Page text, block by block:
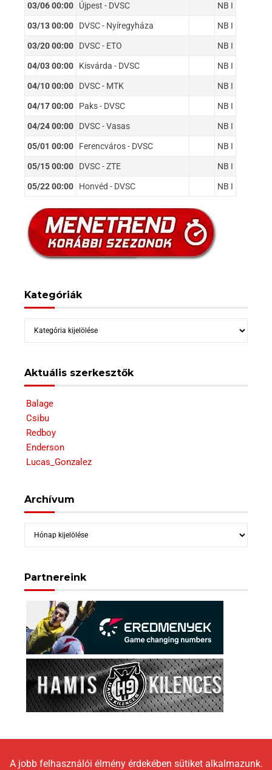
03/06 00:00 Újpest - DVSC NB I
03/13 00:00 DVSC - Nyíregyháza NB I
03/20 00:00 DVSC - ETO NB I
04/03 00:00 Kisvárda - DVSC NB I
04/10 00:00 DVSC - MTK NB I
04/17 00:00 Paks - DVSC NB I
04/24 00:00 DVSC - Vasas NB I
05/01 00:00 Ferencváros - DVSC NB I
05/15 00:00 DVSC - ZTE NB I
05/22 00:00 Honvéd - DVSC NB I
Kategóriák
Kategóriák
Aktuális szerkesztők
Balage
Csibu
Redboy
Enderson
Lucas_Gonzalez
Archívum
Archívum
Partnereink